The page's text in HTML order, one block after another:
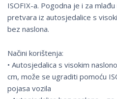
ISOFIX-a. Pogodna je i za
pretvara iz autosjedalice s
bez naslona.
Načini korištenja:
• Autosjedalica s visokim
cm, može se ugraditi pomoću
pojasa vozila